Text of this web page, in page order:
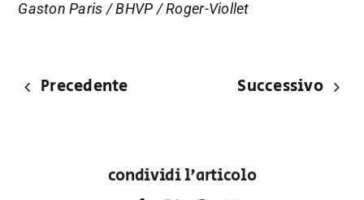
Gaston Paris / BHVP / Roger-Viollet
Precedente Successivo
condividi l'articolo